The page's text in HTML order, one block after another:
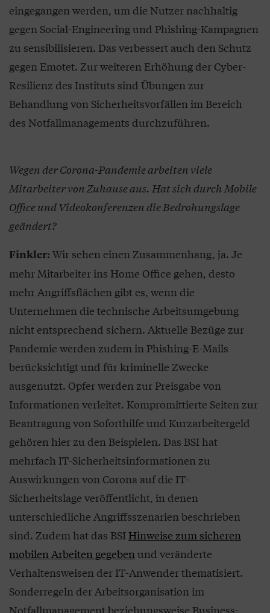
eingegangen werden, um die Nutzer nachhaltig
gegen Social-Engineering und Phishing-Kampagnen
zu sensibilisieren. Das verbessert auch den Schutz
gegen Emotet. Zur weiteren Erhöhung der Cyber-
Resilienz des Instituts sind Übungen zur
Behandlung von Sicherheitsvorfällen im Bereich
des Notfallmanagements durchzuführen.
Wegen der Corona-Pandemie arbeiten viele
Mitarbeiter von Zuhause aus. Hat sich durch Mobile
Office und Videokonferenzen die Bedrohungslage
geändert?
Finkler: Wir sehen einen Zusammenhang, ja. Je
mehr Mitarbeiter ins Home Office gehen, desto
mehr Angriffsflächen gibt es, wenn die
Unternehmen die technische Arbeitsumgebung
nicht entsprechend sichern. Aktuelle Bezüge zur
Pandemie werden zudem in Phishing-E-Mails
berücksichtigt und für kriminelle Zwecke
ausgenutzt. Opfer werden zur Preisgabe von
Informationen verleitet. Kompromittierte Seiten zur
Beantragung von Soforthilfe und Kurzarbeitergeld
gehören hier zu den Beispielen. Das BSI hat
mehrfach IT-Sicherheitsinformationen zu
Auswirkungen von Corona auf die IT-
Sicherheitslage veröffentlicht, in denen
unterschiedliche Angriffsszenarien beschrieben
sind. Zudem hat das BSIHinweise zum sicheren
mobilen Arbeiten gegebenund veränderte
Verhaltensweisen der IT-Anwender thematisiert.
Sonderregeln der Arbeitsorganisation im
Notfallmanagement beziehungsweise Business-